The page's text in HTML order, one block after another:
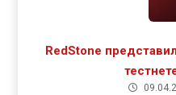
RedStone